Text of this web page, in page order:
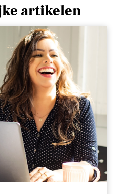
artikelen